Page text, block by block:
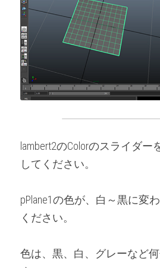
lambert2のColorのスライダ
してください。
pPlane1の色が、白～黒に変
ください。
色は、黒、白、グレーなど